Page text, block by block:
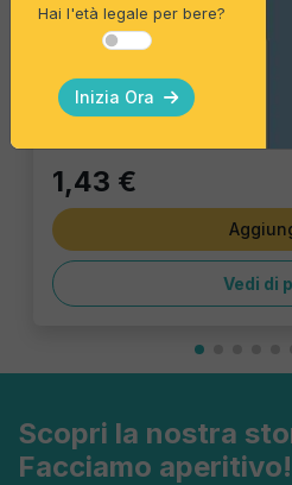
Tortillas/Nacho/Crisp/
Blue Corn
Pacco Singolo - 40 Gr
1,43 €
Vedi di
Scopri la nostra
Facciamo aperitivo!
Hai l'età legale per bere?
Inizia Ora